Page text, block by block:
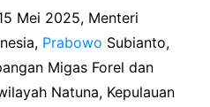
Mei 2025, Menteri
Prabowo Subianto,
Migas Forel dan
Natuna, Kepulauan